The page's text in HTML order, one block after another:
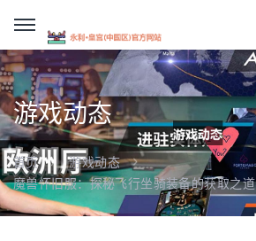
游戏动态
首页
游戏动态
魔兽怀旧服：探秘飞行坐骑装备的获取之道